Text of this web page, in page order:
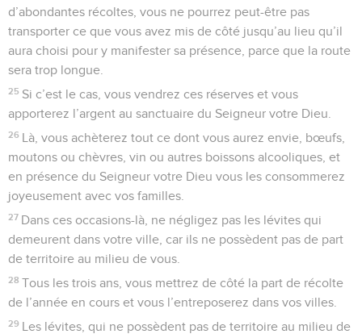
d’abondantes récoltes, vous ne pourrez peut-être pas
transporter ce que vous avez mis de côté jusqu’au lieu qu’il
aura choisi pour y manifester sa présence, parce que la route
sera trop longue.
25 Si c’est le cas, vous vendrez ces réserves et vous
apporterez l’argent au sanctuaire du Seigneur votre Dieu.
26 Là, vous achèterez tout ce dont vous aurez envie, bœufs,
moutons ou chèvres, vin ou autres boissons alcooliques, et
en présence du Seigneur votre Dieu vous les consommerez
joyeusement avec vos familles.
27 Dans ces occasions-là, ne négligez pas les lévites qui
demeurent dans votre ville, car ils ne possèdent pas de part
de territoire au milieu de vous.
28 Tous les trois ans, vous mettrez de côté la part de récolte
de l’année en cours et vous l’entreposerez dans vos villes.
29 Les lévites, qui ne possèdent pas de territoire au milieu de